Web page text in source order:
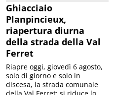
Ghiacciaio
Planpincieux,
riapertura diurna
della strada della Val
Ferret
Riapre oggi, giovedì 6 agosto,
solo di giorno e solo in
discesa, la strada comunale
della Val Ferret; si riduce lo